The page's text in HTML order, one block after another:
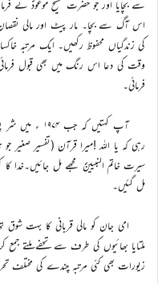
سے بچایا اور جو حضرت مسیح موعودؑ نے
اس آگ سے بچا۔ مار پیٹ اور مالی
کی زندگیاں محفوظ رکھیں۔ ایک مرتبہ
وقت کی دعا اس رنگ میں بھی قبول
فرمائی۔
آپ کہتیں کہ
رہی کہ یا اللہ !میرا قرآن (تفسیر صغیر
سیرت خاتم النبیینؐ مجھے مل جائیں۔خدا
مل گئیں۔
امی جان کو مالی قربانی کا بہت
ملتایا بھائیوں کی طرف سے تحفے ملتے
زیورات بھی کئی مرتبہ چندے کی مختلف